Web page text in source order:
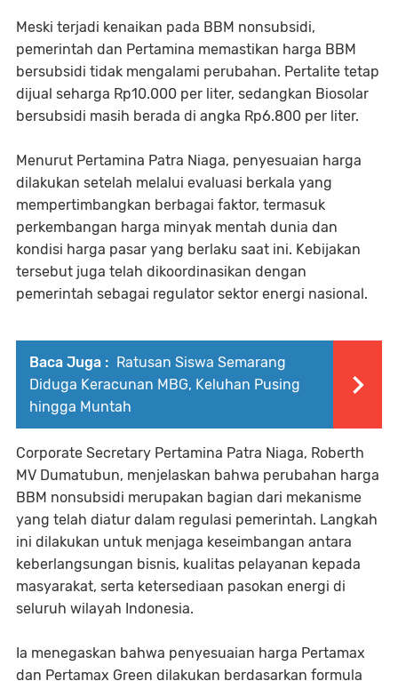
Meski terjadi kenaikan pada BBM nonsubsidi,
pemerintah dan Pertamina memastikan harga BBM
bersubsidi tidak mengalami perubahan. Pertalite tetap
dijual seharga Rp10.000 per liter, sedangkan Biosolar
bersubsidi masih berada di angka Rp6.800 per liter.
Menurut Pertamina Patra Niaga, penyesuaian harga
dilakukan setelah melalui evaluasi berkala yang
mempertimbangkan berbagai faktor, termasuk
perkembangan harga minyak mentah dunia dan
kondisi harga pasar yang berlaku saat ini. Kebijakan
tersebut juga telah dikoordinasikan dengan
pemerintah sebagai regulator sektor energi nasional.
Baca Juga : Ratusan Siswa Semarang
Diduga Keracunan MBG, Keluhan Pusing
hingga Muntah
Corporate Secretary Pertamina Patra Niaga, Roberth
MV Dumatubun, menjelaskan bahwa perubahan harga
BBM nonsubsidi merupakan bagian dari mekanisme
yang telah diatur dalam regulasi pemerintah. Langkah
ini dilakukan untuk menjaga keseimbangan antara
keberlangsungan bisnis, kualitas pelayanan kepada
masyarakat, serta ketersediaan pasokan energi di
seluruh wilayah Indonesia.
Ia menegaskan bahwa penyesuaian harga Pertamax
dan Pertamax Green dilakukan berdasarkan formula